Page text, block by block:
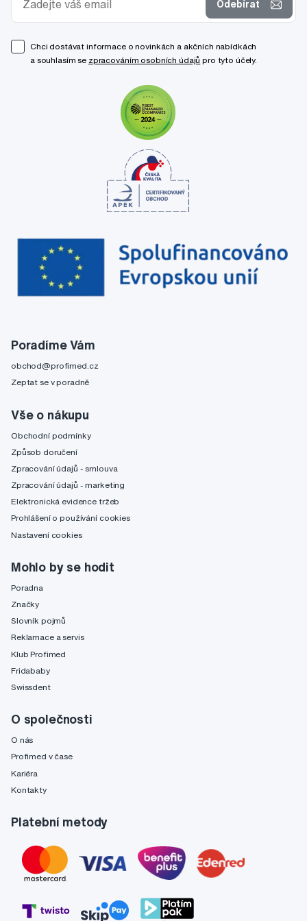
Poradíme Vám
obchod@profimed.cz
Zeptat se v poradně
Vše o nákupu
Obchodní podmínky
Způsob doručení
Zpracování údajů - smlouva
Zpracování údajů - marketing
Elektronická evidence tržeb
Prohlášení o používání cookies
Nastavení cookies
Mohlo by se hodit
Poradna
Značky
Slovník pojmů
Reklamace a servis
Klub Profimed
Fridababy
Swissdent
O společnosti
O nás
Profimed v čase
Kariéra
Kontakty
Platební metody
Odebírat
Chci dostávat informace o novinkách a akčních nabídkách
a souhlasím se zpracováním osobních údajů pro tyto účely.